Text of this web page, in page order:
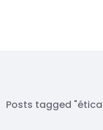
Posts tagged